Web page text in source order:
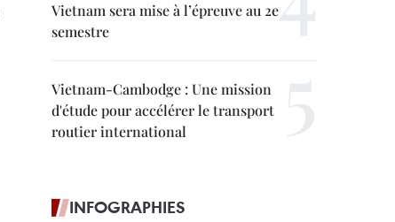
Vietnam sera mise à l’épreuve au 2e
semestre
Vietnam-Cambodge : Une mission
d'étude pour accélérer le transport
routier international
INFOGRAPHIES